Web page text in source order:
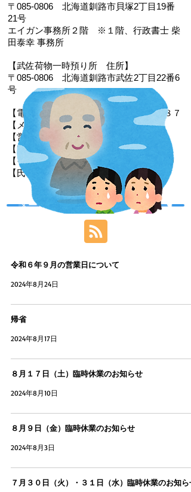
〒085-0806 北海道釧路市貝塚2丁目19番
21号
エイガン事務所２階
※１階、 行政書士 柴
田泰幸 事務所
【武佐荷物一時預り所 住所】
〒085-0806 北海道釧路市武佐2丁目22番6
号
【電 話・FAX】 ０１５４－３５－０９８７
【メール】 eigan@ab.auone-net.jp
【営業時間】 ９：００～１８：００
【定休日】 日曜､祝日
【インボイス登録番号】T1810632866930
【氏名又は名称】早坂昭平
メールお問い合わせはコチラから ☚
令和６年９月の営業日について
2024年8月24日
帰省
2024年8月17日
８月１７日（土）臨時休業のお知らせ
2024年8月10日
８月９日（金）臨時休業のお知らせ
2024年8月3日
７月３０日（火）・３１日（水）臨時休業のお知ら